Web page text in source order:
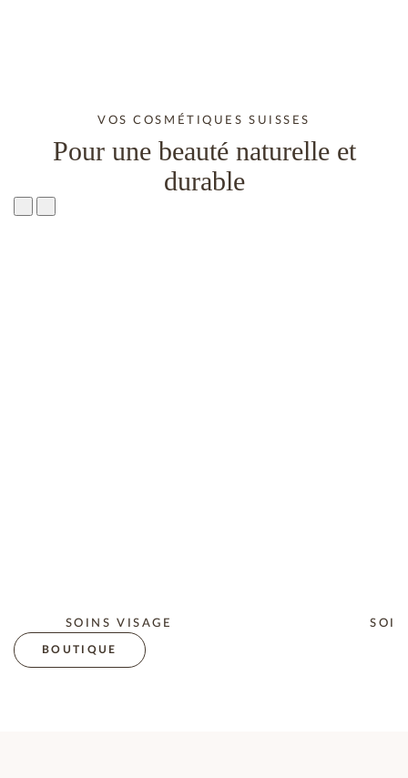
VOS COSMÉTIQUES SUISSES
Pour une beauté naturelle et
durable
SOINS VISAGE
BOUTIQUE